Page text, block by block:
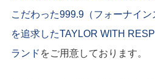
こだわった999.9（フォーナイン
を追求したTAYLOR WITH
ランド をご用意しております。